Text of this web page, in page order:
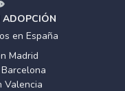
ADOPCIÓN
en España
Madrid
Valencia